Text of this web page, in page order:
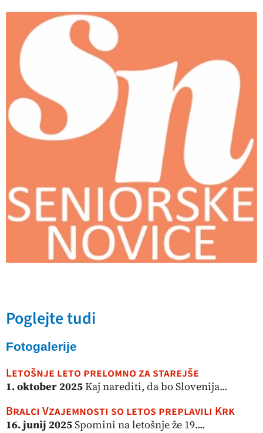
Poglejte tudi
Fotogalerije
Letošnje leto prelomno za starejše
1. oktober 2025Kaj narediti, da bo Slovenija...
Bralci Vzajemnosti so letos preplavili Krk
16. junij 2025Spomini na letošnje že 19....